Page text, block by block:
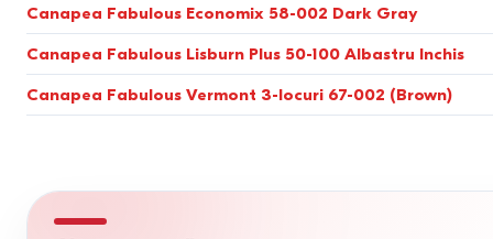
crem inchis
mocha
țiglă roșie
kaki
galben-verzui
1600*2000
1310*1950
1400x1900
1400*1900
1200*1900
Eurocarte Somn zilnic
Pantograf (Tic-Tac) Somn zilnic
Acordeon Camere mici
Durabilitatea aspectului exterior este determinată de
Canapea Fabulous Economix 58-002 Dark Gray
Canapea Fabulous Lisburn Plus 50-100 Albastru Inchis
Canapea Fabulous Vermont 3-locuri 67-002 (Brown)